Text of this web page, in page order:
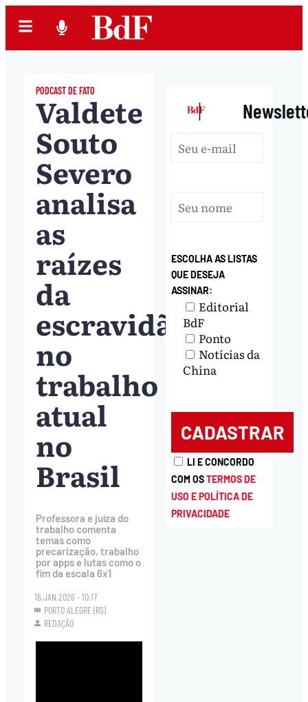
PODCAST DE FATO
Valdete
Souto
Severo
analisa
as
raízes
da
escravidão
no
trabalho
atual
no
Brasil
Professora e juíza do
trabalho comenta
temas como
precarização, trabalho
por apps e lutas como o
fim da escala 6x1
16.JAN.2026 - 10:17
PORTO ALEGRE (RS)
REDAÇÃO
|
ESCOLHA AS LISTAS
QUE DESEJA
ASSINAR:
Editorial
BdF
Ponto
Notícias da
China
LI E CONCORDO
COM OSTERMOS DE
USO E POLÍTICA DE
PRIVACIDADE